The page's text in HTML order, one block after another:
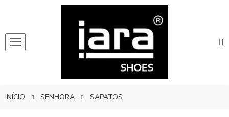
INÍCIO SENHORA SAPATOS